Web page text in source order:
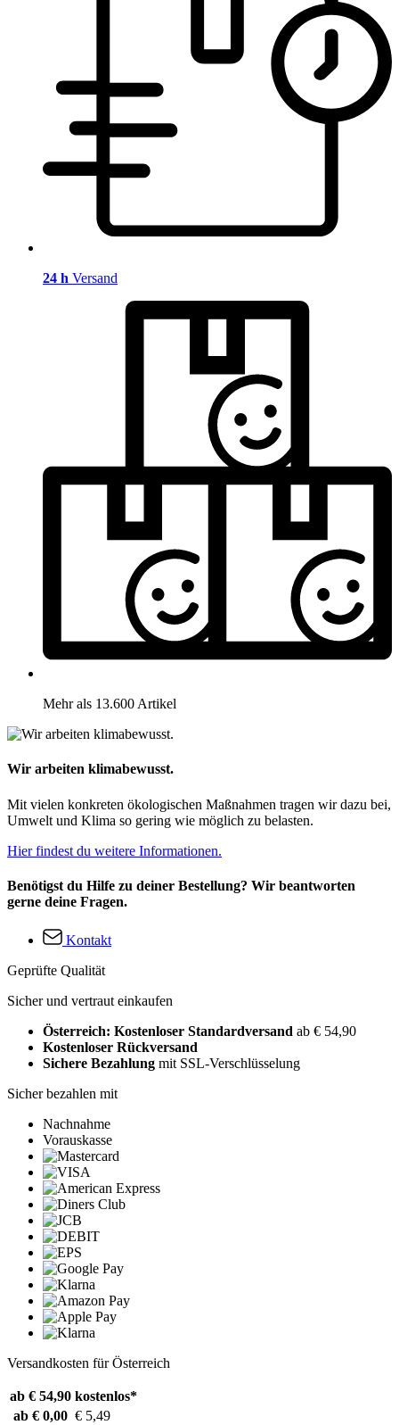
24 h Versand
Mehr als 13.600 Artikel
Wir arbeiten klimabewusst.
Mit vielen konkreten ökologischen Maßnahmen tragen wir dazu bei,
Umwelt und Klima so gering wie möglich zu belasten.
Hier findest du weitere Informationen.
Benötigst du Hilfe zu deiner Bestellung? Wir beantworten
gerne deine Fragen.
Kontakt
Geprüfte Qualität
Sicher und vertraut einkaufen
Österreich: Kostenloser Standardversand ab € 54,90
Kostenloser Rückversand
Sichere Bezahlung mit SSL-Verschlüsselung
Sicher bezahlen mit
Nachnahme
Vorauskasse
Versandkosten für Österreich
ab € 54,90 kostenlos*
ab € 0,00 € 5,49